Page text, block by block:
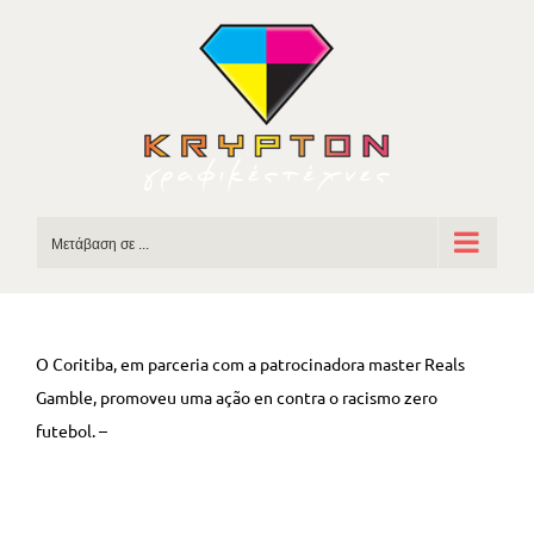
Μετάβαση σε ...
O Coritiba, em parceria com a patrocinadora master Reals
Gamble, promoveu uma ação en contra o racismo zero
futebol. –